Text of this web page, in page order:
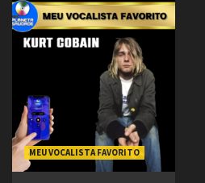
MEU VOCALISTA FAVORITO